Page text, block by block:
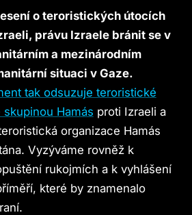
o teroristických útocích
právu Izraele bránit se v
a mezinárodním
situaci v Gaze.​​​​​​​
tak odsuzuje teroristické
Hamás proti Izraeli a
organizace Hamás
Vyzýváme rovněž k
rukojmích a k vyhlášení
které by znamenalo